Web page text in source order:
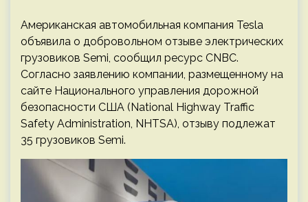
Американская автомобильная компания Tesla
объявила о добровольном отзыве электрических
грузовиков Semi, сообщил ресурс CNBC.
Согласно заявлению компании, размещенному на
сайте Национального управления дорожной
безопасности США (National Highway Traffic
Safety Administration, NHTSA), отзыву подлежат
35 грузовиков Semi.